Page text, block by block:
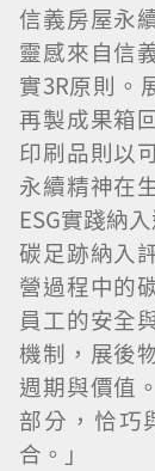
信義房屋永
靈感來自信
實3R原則。
再製成果箱
印刷品則以
永續精神在
ESG實踐納
碳足跡納入
營過程中的
員工的安全
機制，展後
週期與價值
部分，恰巧
合。」